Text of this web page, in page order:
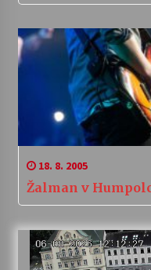
18. 8. 2005
Žalman v